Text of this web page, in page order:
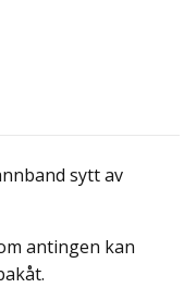
sytt av
antingen kan